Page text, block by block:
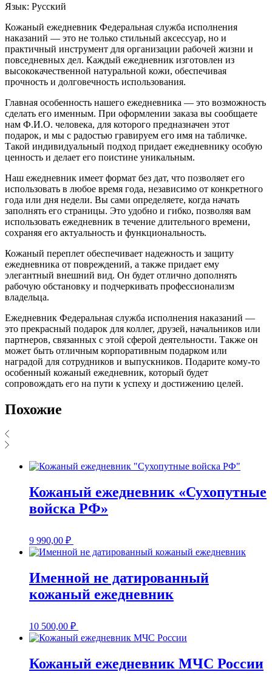
Язык: Русский
Кожаный ежедневник Федеральная служба исполнения
наказаний — это не только стильный аксессуар, но и
практичный инструмент для организации рабочей жизни и
повседневных дел. Каждый ежедневник изготовлен из
высококачественной натуральной кожи, обеспечивая
прочность и долговечность использования.
Главная особенность нашего ежедневника — это возможность
сделать его именным. При оформлении заказа вы сообщаете
нам Ф.И.О. человека, для которого предназначен этот
подарок, и мы с радостью гравируем его имя на табличке.
Такой индивидуальный подход придает ежедневнику особую
ценность и делает его поистине уникальным.
Наш ежедневник имеет формат без дат, что позволяет его
использовать в любое время года, независимо от конкретного
года или дня недели. Вы сами определяете, когда начать
заполнять его страницы. Это удобно и гибко, позволяя вам
использовать ежедневник в течение длительного времени,
сохраняя его актуальность и функциональность.
Кожаный переплет обеспечивает надежность и защиту
ежедневника от повреждений, а также придает ему
элегантный внешний вид. Он будет отлично дополнять
рабочую обстановку и подчеркивать профессионализм
владельца.
Ежедневник Федеральная служба исполнения наказаний —
это прекрасный подарок для коллег, друзей, начальников или
партнеров, связанных с этой сферой деятельности. Также он
может быть отличным корпоративным подарком или
наградой для сотрудников и выпускников. Подарите кому-то
особенный кожаный ежедневник, который будет
сопровождать его на пути к успеху и достижению целей.
Похожие
Кожаный ежедневник «Сухопутные
войска РФ»
9 990,00 ₽
Именной не датированный
кожаный ежедневник
10 500,00 ₽
Кожаный ежедневник МЧС России